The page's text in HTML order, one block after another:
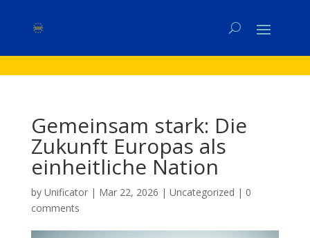
Gemeinsam stark: Die
Zukunft Europas als
einheitliche Nation
by Unificator| Mar 22, 2026 | Uncategorized | 0
comments